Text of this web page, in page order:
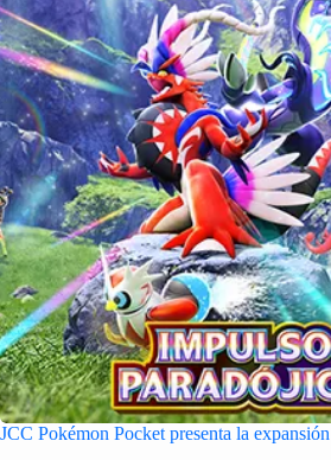
JCC Pokémon Pocket presenta la